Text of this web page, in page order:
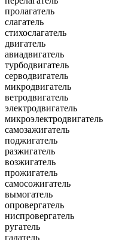
пролагатель
слагатель
стихослагатель
двигатель
авиадвигатель
турбодвигатель
серводвигатель
микродвигатель
ветродвигатель
электродвигатель
микроэлектродвигатель
самозажигатель
поджигатель
разжигатель
возжигатель
прожигатель
самосожигатель
вымогатель
опровергатель
ниспровергатель
ругатель
гадатель